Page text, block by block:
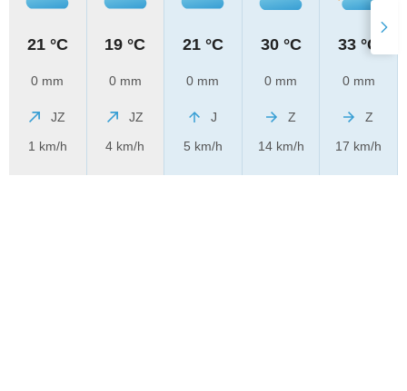
21 °C
0 mm
JZ
1 km/h
19 °C
0 mm
JZ
4 km/h
21 °C
0 mm
J
5 km/h
30 °C
0 mm
Z
14 km/h
33 °C
0 mm
Z
17 km/h